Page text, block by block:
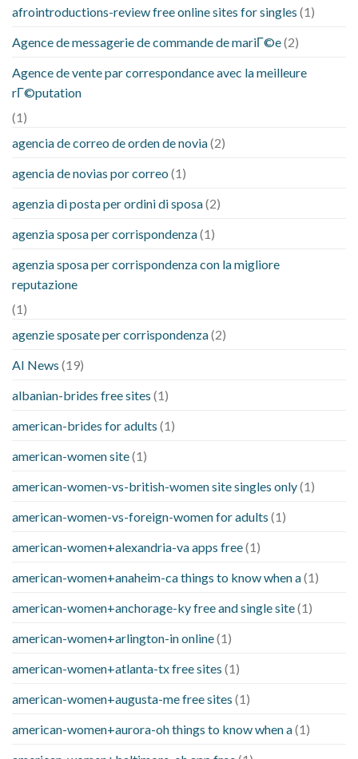
afrointroductions-review free online sites for singles (1)
Agence de messagerie de commande de mariГ©e(2)
Agence de vente par correspondance avec la meilleure
rГ©putation
(1)
agencia de correo de orden de novia(2)
agencia de novias por correo (1)
agenzia di posta per ordini di sposa(2)
agenzia sposa per corrispondenza(1)
agenzia sposa per corrispondenza con la migliore
reputazione
(1)
agenzie sposate per corrispondenza(2)
AI News (19)
albanian-brides free sites (1)
american-brides for adults (1)
american-women site(1)
american-women-vs-british-women site singles only(1)
american-women-vs-foreign-women for adults (1)
american-women+alexandria-va apps free(1)
american-women+anaheim-ca things to know when a(1)
american-women+anchorage-ky free and single site(1)
american-women+arlington-in online(1)
american-women+atlanta-tx free sites (1)
american-women+augusta-me free sites (1)
american-women+aurora-oh things to know when a(1)